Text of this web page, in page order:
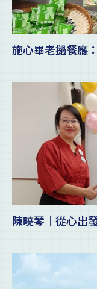
施心畢老撾餐廳
陳曉琴｜從心出